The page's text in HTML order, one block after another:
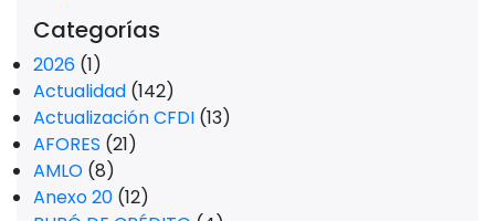
Categorías
2026 (1)
Actualidad (142)
Actualización CFDI (13)
AFORES (21)
AMLO (8)
Anexo 20 (12)